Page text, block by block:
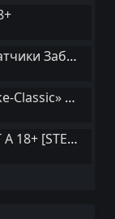
Пушки 5лвл Лазеры Раздатчики Забор
«Maximum Game ®: CStrike-Classic» 21+ (9:03)
[UA] Ж Е Н С К А Я - Э Л И Т А 18+ [STEAM VIP]